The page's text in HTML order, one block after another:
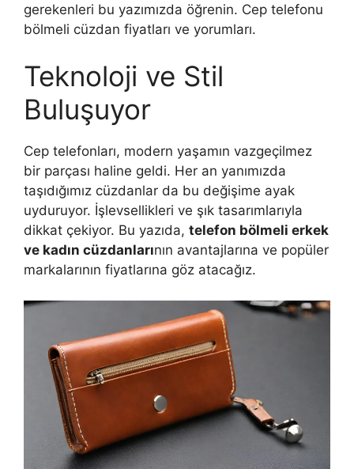
gerekenleri bu yazımızda öğrenin. Cep telefonu
bölmeli cüzdan fiyatları ve yorumları.
Teknoloji ve Stil
Buluşuyor
Cep telefonları, modern yaşamın vazgeçilmez
bir parçası haline geldi. Her an yanımızda
taşıdığımız cüzdanlar da bu değişime ayak
uyduruyor. İşlevsellikleri ve şık tasarımlarıyla
dikkat çekiyor. Bu yazıda, telefon bölmeli erkek
ve kadın cüzdanlarının avantajlarına ve popüler
markalarının fiyatlarına göz atacağız.